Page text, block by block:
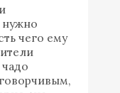
нужно
чего ему